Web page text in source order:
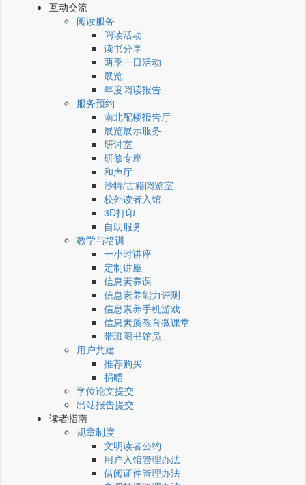
互动交流
阅读服务
阅读活动
读书分享
两季一日活动
展览
年度阅读报告
服务预约
南北配楼报告厅
展览展示服务
研讨室
研修专座
和声厅
沙特/古籍阅览室
校外读者入馆
3D打印
自助服务
教学与培训
一小时讲座
定制讲座
信息素养课
信息素养能力评测
信息素养手机游戏
信息素质教育微课堂
带班图书馆员
用户共建
推荐购买
捐赠
学位论文提交
出站报告提交
读者指南
规章制度
文明读者公约
用户入馆管理办法
借阅证件管理办法